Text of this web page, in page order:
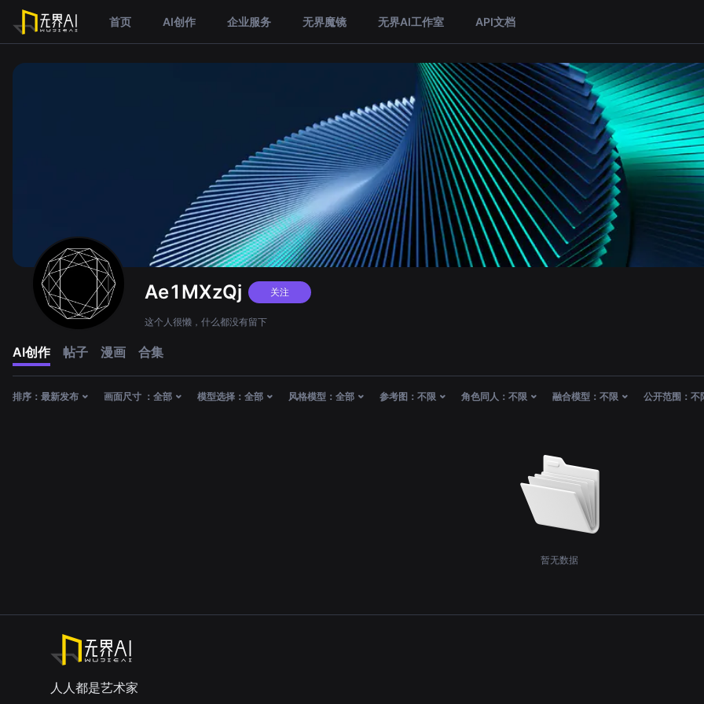
首页 AI创作 企业服务 无界魔镜 无界AI工作室 API文档
Ae1MXzQj 关注
这个人很懒，什么都没有留下
AI创作 帖子 漫画 合集
排序： 最新发布 画面尺寸 ： 全部 模型选择： 全部 风格模型： 全部 参考图： 不限 角色同人： 不限 融合模型： 不限 公开范围： 不
暂无数据
人人都是艺术家